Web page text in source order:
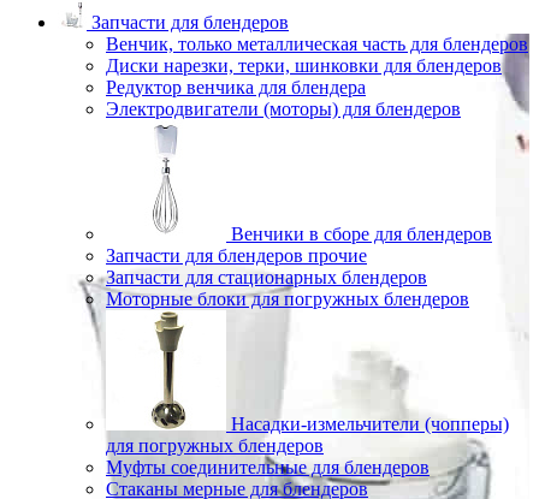
Запчасти для блендеров
Венчик, только металлическая часть для блендеров
Диски нарезки, терки, шинковки для блендеров
Редуктор венчика для блендера
Электродвигатели (моторы) для блендеров
Венчики в сборе для блендеров
Запчасти для блендеров прочие
Запчасти для стационарных блендеров
Моторные блоки для погружных блендеров
Насадки-измельчители (чопперы)
для погружных блендеров
Муфты соединительные для блендеров
Стаканы мерные для блендеров